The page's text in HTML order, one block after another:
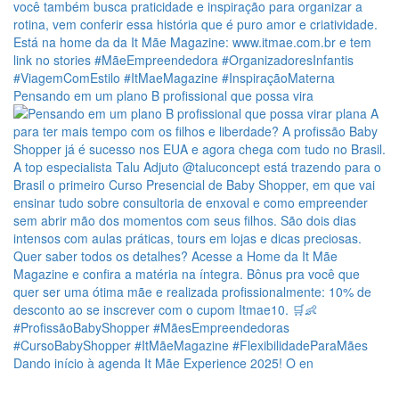
Pensando em um plano B profissional que possa vira
Dando início à agenda It Mãe Experience 2025! O en